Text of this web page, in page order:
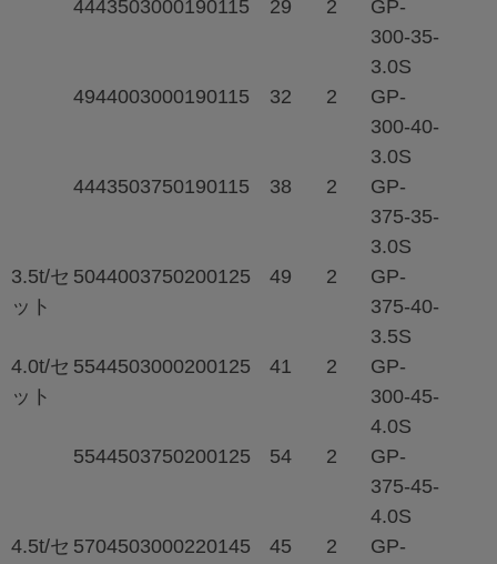
4443503000190115 29 2
GP-
300-35-
3.0S
4944003000190115 32 2
GP-
300-40-
3.0S
4443503750190115 38 2
GP-
375-35-
3.0S
3.5t/セ
ット
5044003750200125 49 2
GP-
375-40-
3.5S
4.0t/セ
ット
5544503000200125 41 2
GP-
300-45-
4.0S
5544503750200125 54 2
GP-
375-45-
4.0S
4.5t/セ 5704503000220145 45 2
GP-